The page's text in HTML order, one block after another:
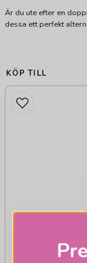
Är du ute efter en
dessa ett perfekt
KÖP TILL